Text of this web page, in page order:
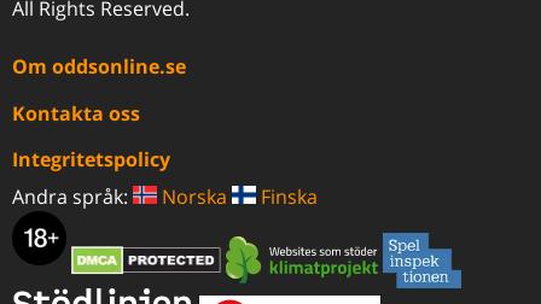
All Rights Reserved.
Om oddsonline.se
Kontakta oss
Integritetspolicy
Andra språk:
Norska Finska